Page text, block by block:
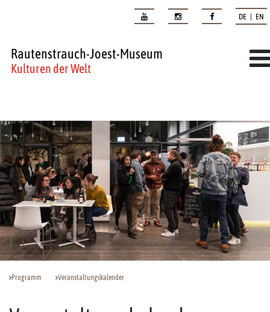
DE | EN
Rautenstrauch-Joest-Museum
Kulturen der Welt
Programm Veranstaltungskalender